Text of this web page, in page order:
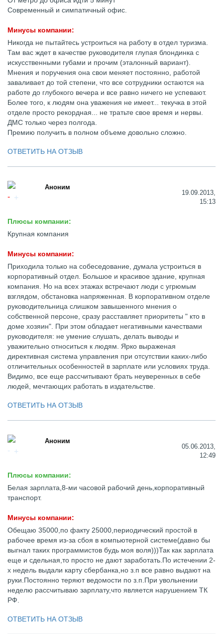
Современный и симпатичный офис.
Минусы компании:
Никогда не пытайтесь устроиться на работу в отдел туризма.
Там вас ждет в качестве руководителя глупая блондинка с
искусственными губами и прочим (эталонный вариант).
Мнения и поручения она свои меняет постоянно, работой
заваливает до той степени, что все сотрудники остаются на
работе до глубокого вечера и все равно ничего не успевают.
Более того, к людям она уважения не имеет... текучка в этой
отделе просто рекордная... не тратьте свое время и нервы.
ДМС только через полгода.
Премию получить в полном объеме довольно сложно.
ОТВЕТИТЬ НА ОТЗЫВ
Аноним
19.09.2013,
15:13
Плюсы компании:
Крупная компания
Минусы компании:
Приходила только на собеседование, думала устроиться в
корпоративный отдел. Большое и красивое здание, крупная
компания. Но на всех этажах встречают люди с угрюмым
взглядом, обстановка напряженная. В корпоративном отделе
руководительница слишком завышенного мнения о
собственной персоне, сразу расставляет приоритеты " кто в
доме хозяин". При этом обладает негативными качествами
руководителя: не умение слушать, делать выводы и
уважительно относиться к людям. Ярко выраженая
директивная система управления при отсутствии каких-либо
отличительных особенностей в зарплате или условиях труда.
Видимо, все еще рассчитывают брать неуверенных в себе
людей, мечтающих работать в издательстве.
ОТВЕТИТЬ НА ОТЗЫВ
Аноним
05.06.2013,
12:49
Плюсы компании:
Белая зарплата,8-ми часовой рабочий день,корпоративный
транспорт.
Минусы компании:
Обещаю 35000,по факту 25000,периодический простой в
рабочее время из-за сбоя в компьютерной системе(давно бы
выгнал таких программистов будь моя воля)))Так как зарплата
еще и сдельная,то просто не дают заработать.По истечении 2-
х недель выдали карту сбербанка,но з.п все равно выдают на
руки.Постоянно теряют ведомости по з.п.При увольнении
неделю рассчитываю зарплату,что является нарушением ТК
РФ.
ОТВЕТИТЬ НА ОТЗЫВ